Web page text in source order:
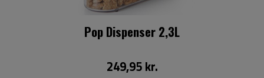
Pop Dispenser 2,3L
249,95 kr.